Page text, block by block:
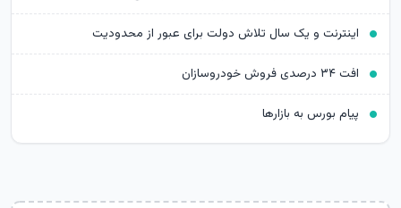
اینترنت و یک سال تلاش دولت برای عبور از محدودیت
افت ۳۴ درصدی فروش خودروسازان
پیام بورس به بازارها